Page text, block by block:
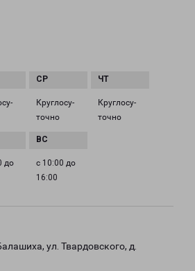
Круглосу­
точно
Круглосу­
точно
до
с 10:00 до
16:00
ул. Твардовского, д.